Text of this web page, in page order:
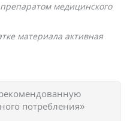
медицинского
материала активная
потребления»